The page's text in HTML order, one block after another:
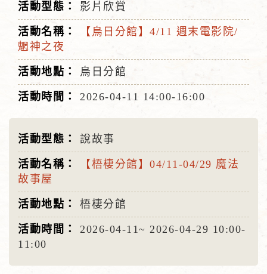
影片欣賞
【烏日分館】4/11 週末電影院/
魍神之夜
烏日分館
2026-04-11 14:00-16:00
說故事
【梧棲分館】04/11-04/29 魔法
故事屋
梧棲分館
2026-04-11~ 2026-04-29 10:00-
11:00